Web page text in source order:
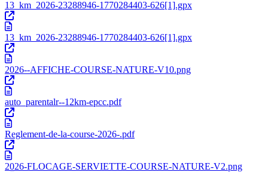
13_km_2026-23288946-1770284403-626[1].gpx
13_km_2026-23288946-1770284403-626[1].gpx
2026--AFFICHE-COURSE-NATURE-V10.png
auto_parentalr--12km-epcc.pdf
Reglement-de-la-course-2026-.pdf
2026-FLOCAGE-SERVIETTE-COURSE-NATURE-V2.png